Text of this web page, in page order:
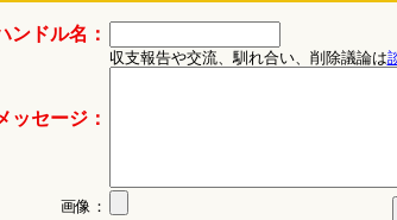
ンドル名：
ッセージ：
収支報告や交流、馴れ合い、削除議論は
画像：